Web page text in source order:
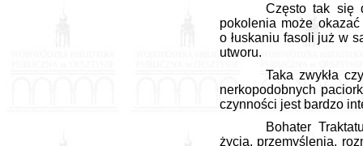
Często tak się
pokolenia może
o łuskaniu fasoli już w
utworu.
Taka zwykła
nerkopodobnych
czynności jest bardzo
Bohater
życia, przemyślenia,